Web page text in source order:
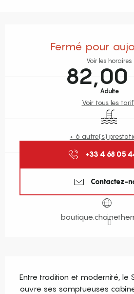
Fermé pour
Voir les horaires
Adulte
Voir tous les
Piscine
+ 6 autre(s)
+33 4 68 05
Contactez-
Entre tradition et modernité, le
ouvre ses somptueuses